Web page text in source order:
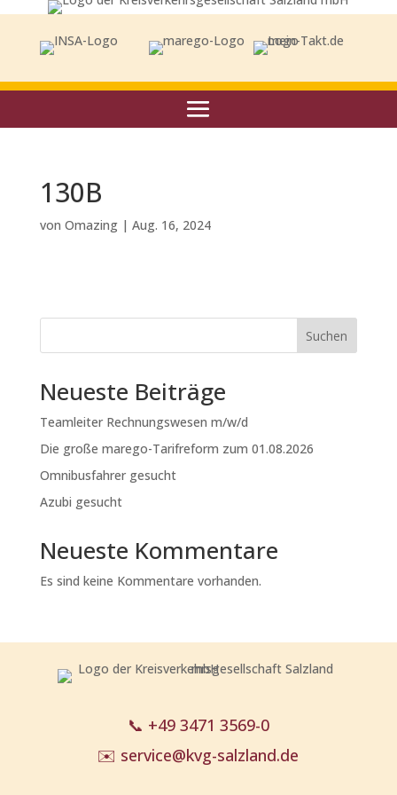
130B
von Omazing| Aug. 16, 2024
Suchen
Neueste Beiträge
Teamleiter Rechnungswesen m/w/d
Die große marego-Tarifreform zum 01.08.2026
Omnibusfahrer gesucht
Azubi gesucht
Neueste Kommentare
Es sind keine Kommentare vorhanden.
📞 +49 3471 3569-0
✉️ service@kvg-salzland.de